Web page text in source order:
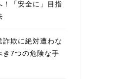
！「安全に」目指
詐欺に絶対遭わな
き7つの危険な手